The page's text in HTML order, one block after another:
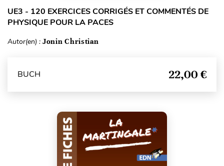
UE3 - 120 EXERCICES CORRIGÉS ET COMMENTÉS DE
PHYSIQUE POUR LA PACES
Autor(en) : Jonin Christian
BUCH 22,00 €